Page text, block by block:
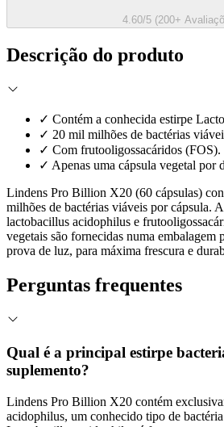
4.60/5 (200+
Descrição do produto
✓ Contém a conhecida estirpe
✓ 20 mil milhões de bactérias
✓ Com frutooligossacáridos (FOS).
✓ Apenas uma cápsula vegetal por
Lindens Pro Billion X20 (60 cápsulas)
milhões de bactérias viáveis por cápsula.
lactobacillus acidophilus e
vegetais são fornecidas numa embalagem
prova de luz, para máxima frescura e
Perguntas frequentes
Qual é a principal estirpe
suplemento?
Lindens Pro Billion X20 contém
acidophilus, um conhecido tipo de